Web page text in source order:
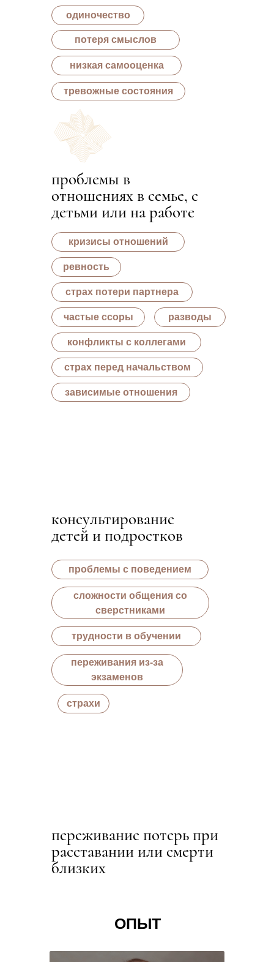
проблемы в
отношениях в семье, с
детьми или на работе
консультирование
детей и подростков
переживание потерь при
расставании или смерти
близких
одиночество
кризисы отношений
проблемы с поведением
потеря смыслов
страх потери партнера
сложности общения со
сверстниками
ревность
трудности в обучении
разводы
переживания из-за
экзаменов
конфликты с коллегами
страхи
страх перед начальством
низкая самооценка
частые ссоры
тревожные состояния
зависимые отношения
ОПЫТ